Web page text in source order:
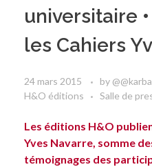
universitaire
les Cahiers
24 mars 2015 by
H&O éditions
Salle de
Les éditions H&O
Yves Navarre, somme
témoignages des